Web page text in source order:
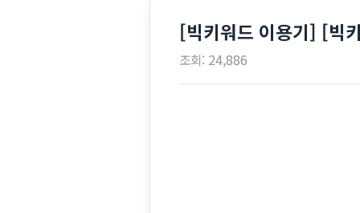
[빅키워드 이용기] [빅
조회: 24,886